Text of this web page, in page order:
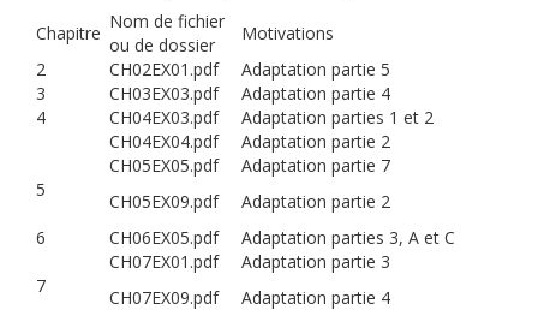
Chapitre
Nom de fichier
ou de dossier
Motivations
2
CH02EX01.pdf
Adaptation partie 5
3
CH03EX03.pdf
Adaptation partie 4
4
CH04EX03.pdf
Adaptation parties 1 et 2
CH04EX04.pdf
Adaptation partie 2
5
CH05EX05.pdf
CH05EX09.pdf
Adaptation partie 7
Adaptation partie 2
6
CH06EX05.pdf Adaptation parties 3, A et C
7
CH07EX01.pdf
CH07EX09.pdf
Adaptation partie 3
Adaptation partie 4